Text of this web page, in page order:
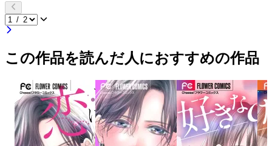
この作品を読んだ人におすすめの作品